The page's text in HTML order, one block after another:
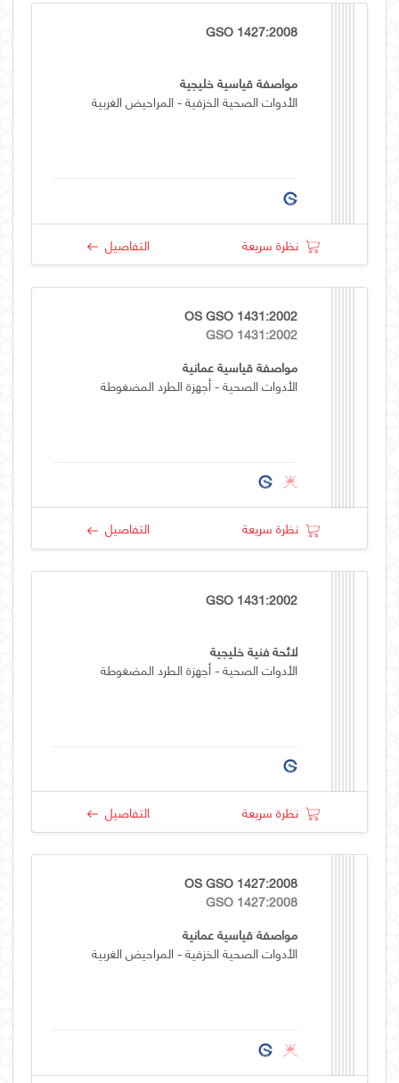
GSO 1427:2008
مواصفة قياسية خليجية
الأدوات الصحية الخزفية - المراحيض الغربية
نظرة سريعة التفاصيل
OS GSO 1431:2002
GSO 1431:2002
مواصفة قياسية عمانية
الأدوات الصحية - أجهزة الطرد المضغوطة
نظرة سريعة التفاصيل
GSO 1431:2002
لائحة فنية خليجية
الأدوات الصحية - أجهزة الطرد المضغوطة
نظرة سريعة التفاصيل
OS GSO 1427:2008
GSO 1427:2008
مواصفة قياسية عمانية
الأدوات الصحية الخزفية - المراحيض الغربية